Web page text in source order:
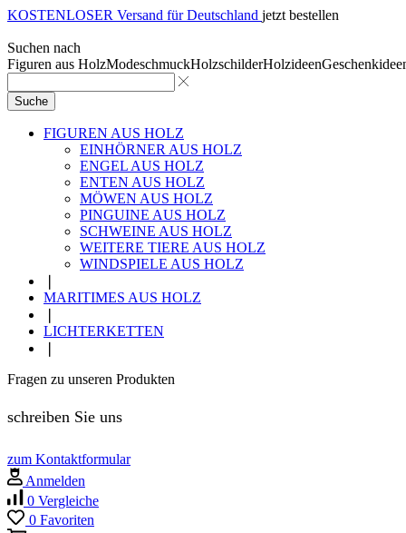
KOSTENLOSER Versand für Deutschland jetzt bestellen
Suchen nach
Figuren aus HolzModeschmuckHolzschilderHolzideen
Suche
FIGUREN AUS HOLZ
EINHÖRNER AUS HOLZ
ENGEL AUS HOLZ
ENTEN AUS HOLZ
MÖWEN AUS HOLZ
PINGUINE AUS HOLZ
SCHWEINE AUS HOLZ
WEITERE TIERE AUS HOLZ
WINDSPIELE AUS HOLZ
MARITIMES AUS HOLZ
LICHTERKETTEN
Fragen zu unseren Produkten
schreiben Sie uns
zum Kontaktformular
Anmelden
0 Vergleiche
0 Favoriten